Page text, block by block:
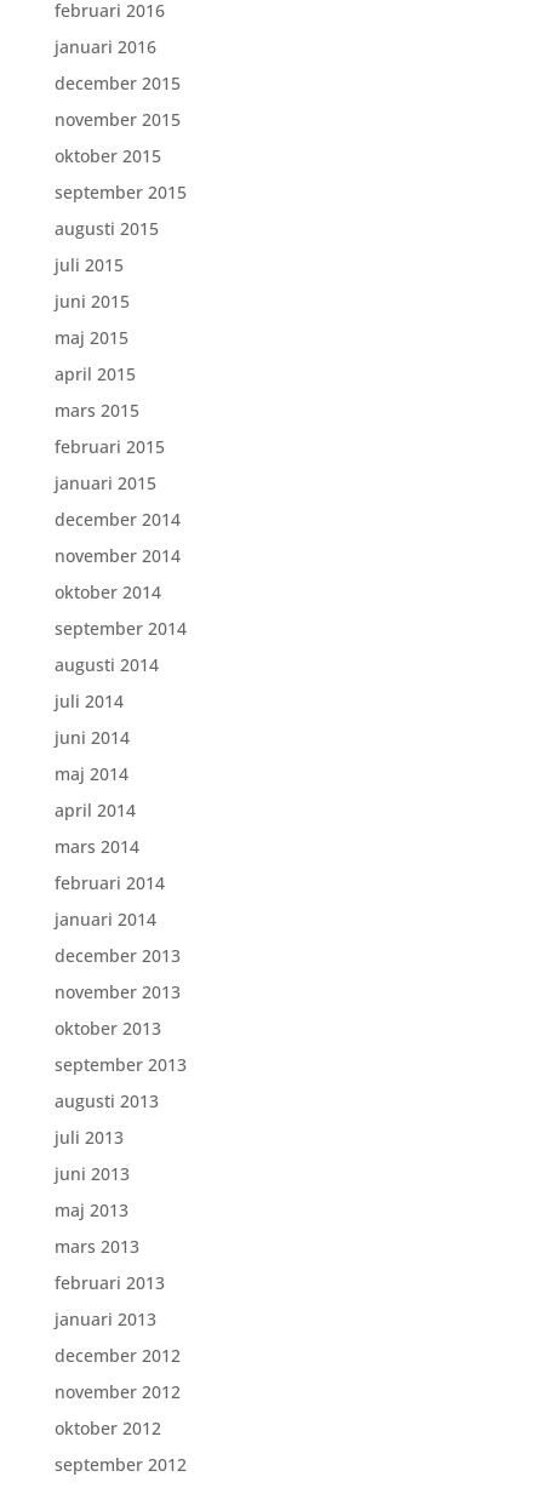
februari 2016
januari 2016
december 2015
november 2015
oktober 2015
september 2015
augusti 2015
juli 2015
juni 2015
maj 2015
april 2015
mars 2015
februari 2015
januari 2015
december 2014
november 2014
oktober 2014
september 2014
augusti 2014
juli 2014
juni 2014
maj 2014
april 2014
mars 2014
februari 2014
januari 2014
december 2013
november 2013
oktober 2013
september 2013
augusti 2013
juli 2013
juni 2013
maj 2013
mars 2013
februari 2013
januari 2013
december 2012
november 2012
oktober 2012
september 2012